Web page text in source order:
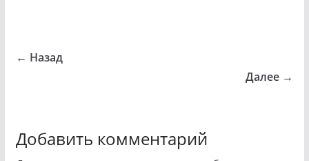
← Назад
Далее →
Добавить комментарий